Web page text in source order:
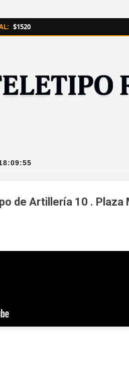
$1520
de Artillería 10 .